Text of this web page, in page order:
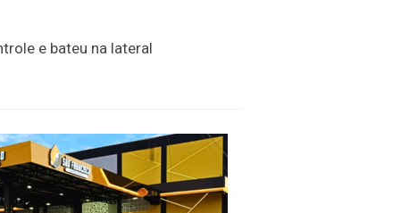
e bateu na lateral